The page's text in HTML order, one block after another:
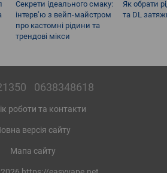
Секрети ідеального смаку:
інтерв’ю з вейп-майстром
про кастомні рідини та
трендові мікси
Як обрати
та DL
0638348618
роботи та контакти
версія сайту
Мапа сайту